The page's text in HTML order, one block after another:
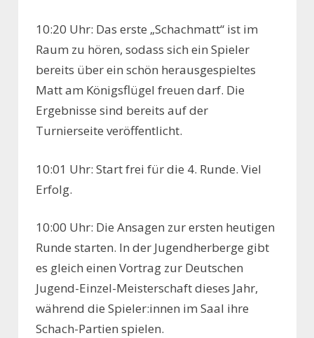
10:20 Uhr: Das erste „Schachmatt“ ist im
Raum zu hören, sodass sich ein Spieler
bereits über ein schön herausgespieltes
Matt am Königsflügel freuen darf. Die
Ergebnisse sind bereits auf der
Turnierseite veröffentlicht.
10:01 Uhr: Start frei für die 4. Runde. Viel
Erfolg.
10:00 Uhr: Die Ansagen zur ersten heutigen
Runde starten. In der Jugendherberge gibt
es gleich einen Vortrag zur Deutschen
Jugend-Einzel-Meisterschaft dieses Jahr,
während die Spieler:innen im Saal ihre
Schach-Partien spielen.